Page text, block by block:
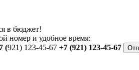
в бюджет!
номер и удобное время:
(921) 123-45-67 +7 (921) 123-45-67